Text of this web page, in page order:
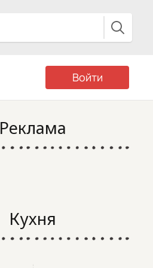
Войти
Реклама
Кухня